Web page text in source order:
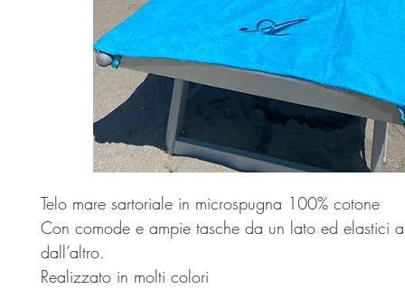
Telo mare sartoriale in microspugna 100% cotone
Con comode e ampie tasche da un lato ed elastici
dall’altro.
Realizzato in molti colori